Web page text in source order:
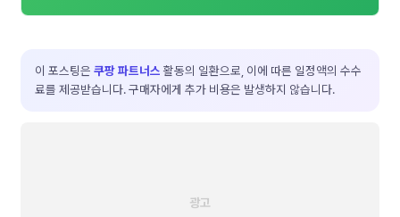
이 포스팅은 쿠팡 파트너스 활동의 일환으로, 이에 따른 일정액의 수수
료를 제공받습니다. 구매자에게 추가 비용은 발생하지 않습니다.